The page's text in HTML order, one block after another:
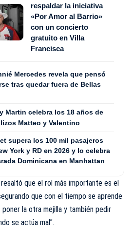
respaldar la iniciativa
«Por Amor al Barrio»
con un concierto
gratuito en Villa
Francisca
Mercedes revela que pensó
tras quedar fuera de Bellas
Martin celebra los 18 años de
Matteo y Valentino
supera los 100 mil pasajeros
York y RD en 2026 y lo celebra
Dominicana en Manhattan
resaltó que el rol más importante es el
que con el tiempo se aprende
poner la otra mejilla y también pedir
se actúa mal”.